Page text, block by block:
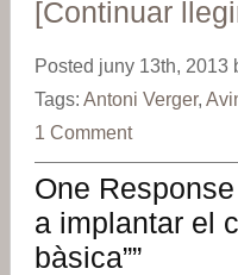
[Continuar
Posted juny 13th, 2013
Tags: Antoni Verger,
1 Comment
One
a implantar el
bàsica””